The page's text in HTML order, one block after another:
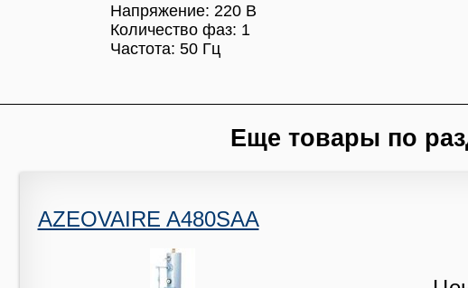
Напряжение: 220 В
Количество фаз: 1
Частота: 50 Гц
Еще товары по
AZEOVAIRE A480SAA